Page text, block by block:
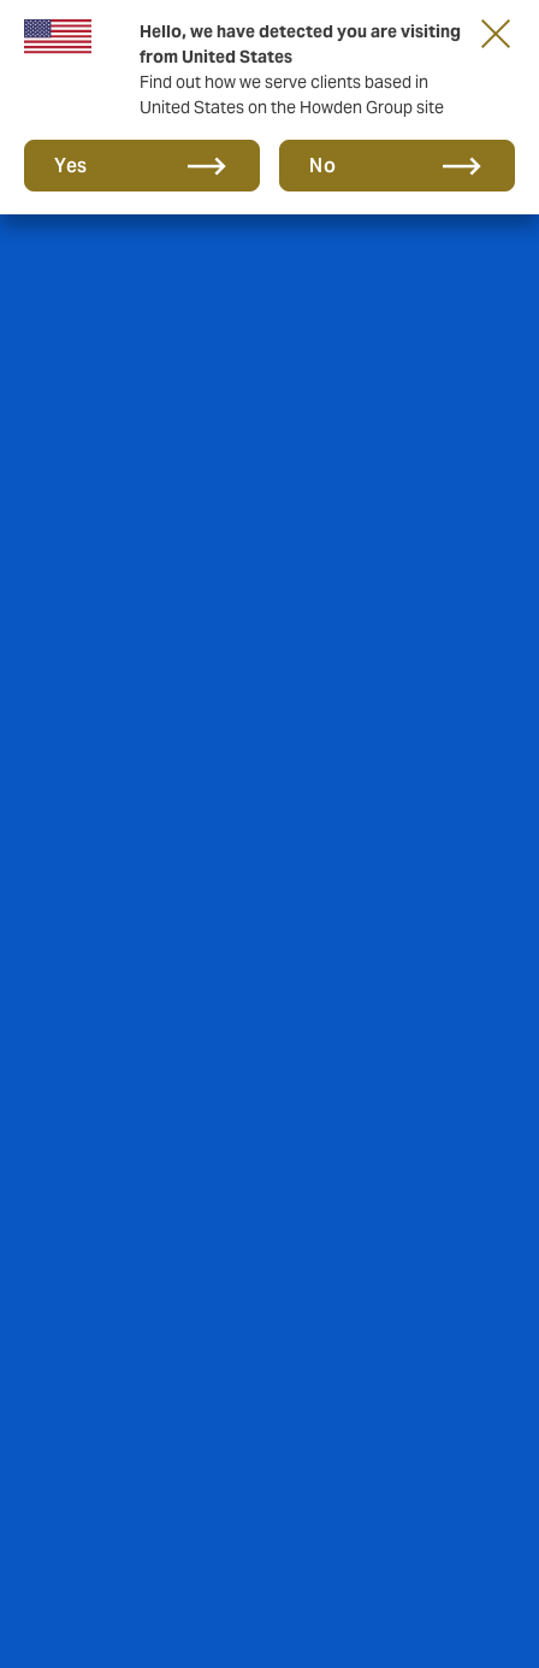
Hello, we have detected you are visiting
from United States
Find out how we serve clients based in
United States on the Howden Group site
Yes No